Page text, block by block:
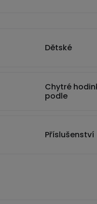
Dětské
Chytré
podle
Příslušenství